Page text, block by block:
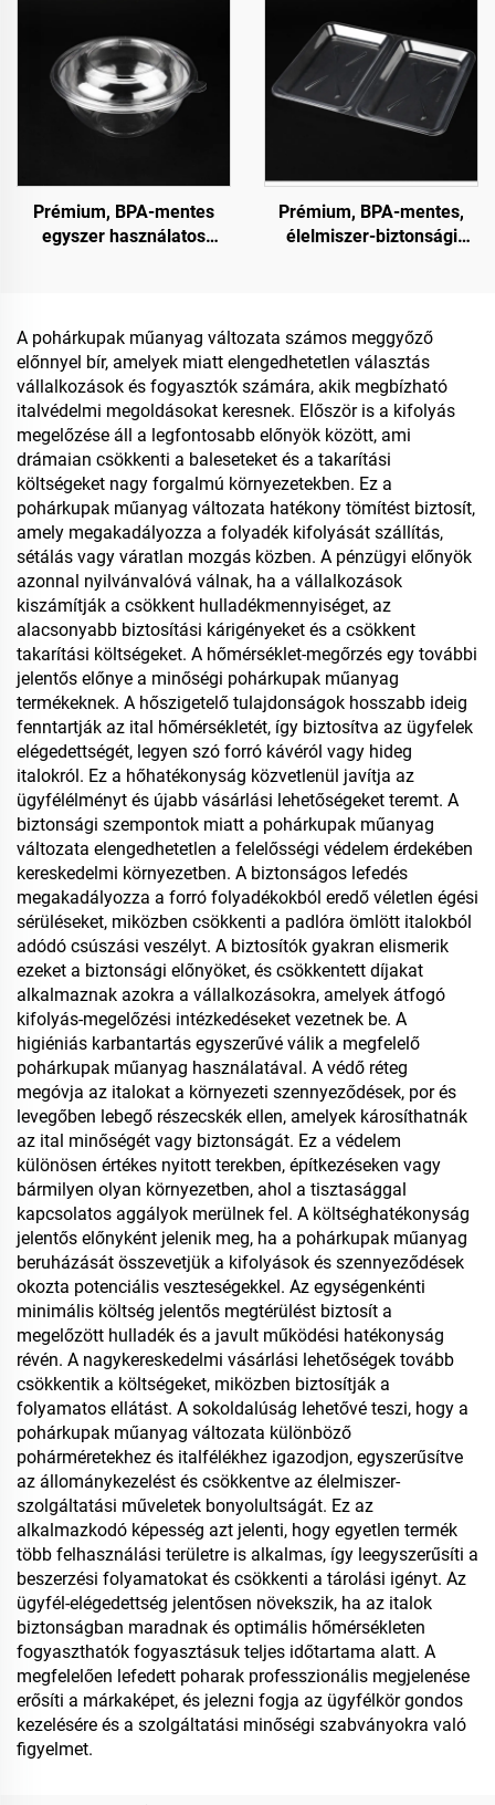
Prémium, BPA-mentes
egyszer használatos
Prémium, BPA-mentes,
élelmiszer-biztonsági
élelmiszer-tárolásra
A pohárkupak műanyag változata számos meggyőző
előnnyel bír, amelyek miatt elengedhetetlen választás
vállalkozások és fogyasztók számára, akik megbízható
italvédelmi megoldásokat keresnek. Először is a kifolyás
megelőzése áll a legfontosabb előnyök között, ami
drámaian csökkenti a baleseteket és a takarítási
költségeket nagy forgalmú környezetekben. Ez a
pohárkupak műanyag változata hatékony tömítést biztosít,
amely megakadályozza a folyadék kifolyását szállítás,
sétálás vagy váratlan mozgás közben. A pénzügyi előnyök
azonnal nyilvánvalóvá válnak, ha a vállalkozások
kiszámítják a csökkent hulladékmennyiséget, az
alacsonyabb biztosítási kárigényeket és a csökkent
takarítási költségeket. A hőmérséklet-megőrzés egy további
jelentős előnye a minőségi pohárkupak műanyag
termékeknek. A hőszigetelő tulajdonságok hosszabb ideig
fenntartják az ital hőmérsékletét, így biztosítva az ügyfelek
elégedettségét, legyen szó forró kávéról vagy hideg
italokról. Ez a hőhatékonyság közvetlenül javítja az
ügyfélélményt és újabb vásárlási lehetőségeket teremt. A
biztonsági szempontok miatt a pohárkupak műanyag
változata elengedhetetlen a felelősségi védelem érdekében
kereskedelmi környezetben. A biztonságos lefedés
megakadályozza a forró folyadékokból eredő véletlen égési
sérüléseket, miközben csökkenti a padlóra ömlött italokból
adódó csúszási veszélyt. A biztosítók gyakran elismerik
ezeket a biztonsági előnyöket, és csökkentett díjakat
alkalmaznak azokra a vállalkozásokra, amelyek átfogó
kifolyás-megelőzési intézkedéseket vezetnek be. A
higiéniás karbantartás egyszerűvé válik a megfelelő
pohárkupak műanyag használatával. A védő réteg
megóvja az italokat a környezeti szennyeződések, por és
levegőben lebegő részecskék ellen, amelyek károsíthatnák
az ital minőségét vagy biztonságát. Ez a védelem
különösen értékes nyitott terekben, építkezéseken vagy
bármilyen olyan környezetben, ahol a tisztasággal
kapcsolatos aggályok merülnek fel. A költséghatékonyság
jelentős előnyként jelenik meg, ha a pohárkupak műanyag
beruházását összevetjük a kifolyások és szennyeződések
okozta potenciális veszteségekkel. Az egységenkénti
minimális költség jelentős megtérülést biztosít a
megelőzött hulladék és a javult működési hatékonyság
révén. A nagykereskedelmi vásárlási lehetőségek tovább
csökkentik a költségeket, miközben biztosítják a
folyamatos ellátást. A sokoldalúság lehetővé teszi, hogy a
pohárkupak műanyag változata különböző
pohárméretekhez és italfélékhez igazodjon, egyszerűsítve
az állománykezelést és csökkentve az élelmiszer-
szolgáltatási műveletek bonyolultságát. Ez az
alkalmazkodó képesség azt jelenti, hogy egyetlen termék
több felhasználási területre is alkalmas, így leegyszerűsíti a
beszerzési folyamatokat és csökkenti a tárolási igényt. Az
ügyfél-elégedettség jelentősen növekszik, ha az italok
biztonságban maradnak és optimális hőmérsékleten
fogyaszthatók fogyasztásuk teljes időtartama alatt. A
megfelelően lefedett poharak professzionális megjelenése
erősíti a márkaképet, és jelezni fogja az ügyfélkör gondos
kezelésére és a szolgáltatási minőségi szabványokra való
figyelmet.